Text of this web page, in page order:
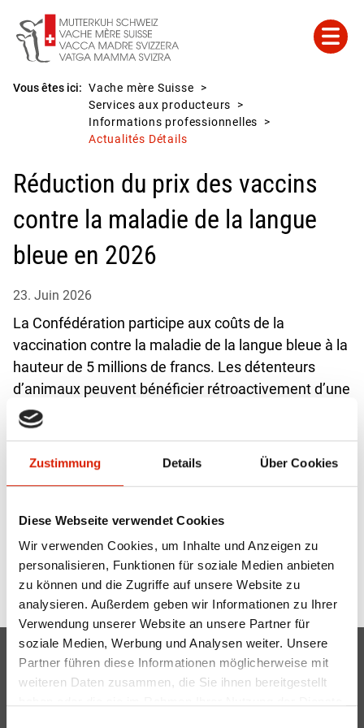
Zustimmung Details Über Cookies
Diese Webseite verwendet Cookies
Wir verwenden Cookies, um Inhalte und Anzeigen zu
personalisieren, Funktionen für soziale Medien anbieten
zu können und die Zugriffe auf unsere Website zu
analysieren. Außerdem geben wir Informationen zu Ihrer
Verwendung unserer Website an unsere Partner für
soziale Medien, Werbung und Analysen weiter. Unsere
Partner führen diese Informationen möglicherweise mit
weiteren Daten zusammen, die Sie ihnen bereitgestellt
Vous êtes ici: Vache mère Suisse
Services aux producteurs
Informations professionnelles
Actualités Détails
Réduction du prix des vaccins
contre la maladie de la langue
bleue en 2026
23. Juin 2026
La Confédération participe aux coûts de la
vaccination contre la maladie de la langue bleue à la
hauteur de 5 millions de francs. Les détenteurs
d’animaux peuvent bénéficier rétroactivement d’une
réduction par animal entièrement vacciné et par
sérotype.
plus d'informations
Retour
Vache mère Suisse